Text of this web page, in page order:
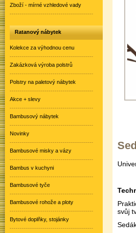
svůj
Zboží - mírné vzhledové vady
Ratanový nábytek
Kolekce za výhodnou cenu
Zakázková výroba polstrů
Polstry na paletový nábytek
Akce + slevy
Bambusový nábytek
Novinky
Bambusové misky a vázy
Bambus v kuchyni
Bambusové tyče
Bambusové rohože a ploty
Bytové doplňky, stojánky